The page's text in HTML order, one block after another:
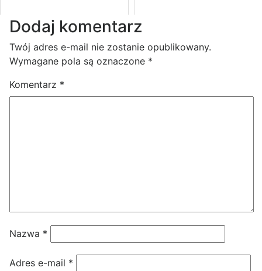
Dodaj komentarz
Twój adres e-mail nie zostanie opublikowany.
Wymagane pola są oznaczone *
Komentarz *
Nazwa *
Adres e-mail *